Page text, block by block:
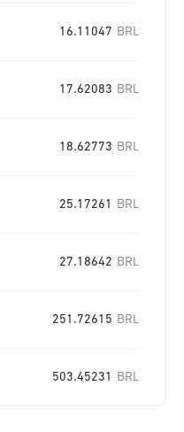
16.11047 BRL
17.62083 BRL
18.62773 BRL
25.17261 BRL
27.18642 BRL
251.72615 BRL
503.45231 BRL